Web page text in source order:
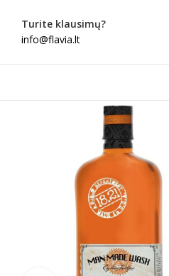
Turite klausimų?
info@flavia.lt